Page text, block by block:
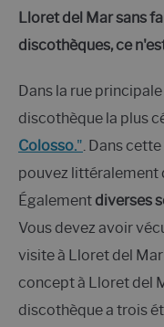
Lloret del Mar sans
discothèques, ce
Dans la rue
discothèque la plus
Colosso.". Dans
pouvez littéralement
Également diverses
Vous devez avoir
visite à Lloret del
concept à Lloret del
discothèque a trois